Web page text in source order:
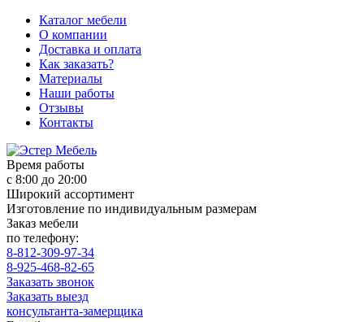
Каталог мебели
О компании
Доставка и оплата
Как заказать?
Материалы
Наши работы
Отзывы
Контакты
Время работы
с 8:00 до 20:00
Широкий ассортимент
Изготовление по индивидуальным размерам
Заказ мебели
по телефону:
8-812-309-97-34
8-925-468-82-65
Заказать звонок
Заказать выезд
консультанта-замерщика